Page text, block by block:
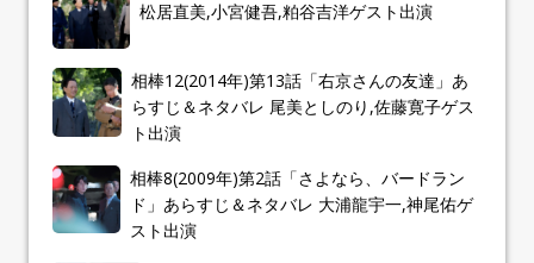
松居直美,小宮健吾,粕谷吉洋ゲスト出演
相棒12(2014年)第13話「右京さんの友達」あ
らすじ＆ネタバレ 尾美としのり,佐藤寛子ゲス
ト出演
相棒8(2009年)第2話「さよなら、バードラン
ド」あらすじ＆ネタバレ 大浦龍宇一,神尾佑ゲ
スト出演